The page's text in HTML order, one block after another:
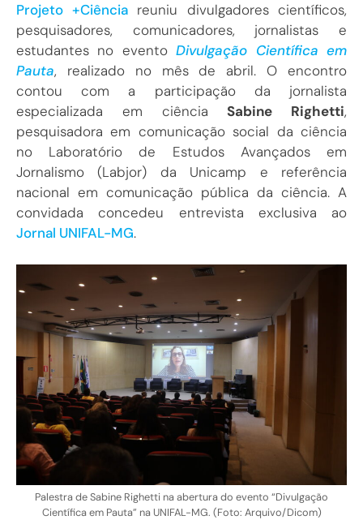
Projeto +Ciênciareuniu divulgadores científicos,
pesquisadores, comunicadores, jornalistas e
estudantes no eventoDivulgação Científica em
Pauta, realizado no mês de abril. O encontro
contou com a participação da jornalista
especializada em ciênciaSabine Righetti,
pesquisadora em comunicação social da ciência
no Laboratório de Estudos Avançados em
Jornalismo (Labjor) da Unicamp e referência
nacional em comunicação pública da ciência. A
convidada concedeu entrevista exclusiva ao
Jornal UNIFAL-MG.
Palestra de Sabine Righetti na abertura do evento “Divulgação
Científica em Pauta” na UNIFAL-MG. (Foto: Arquivo/Dicom)